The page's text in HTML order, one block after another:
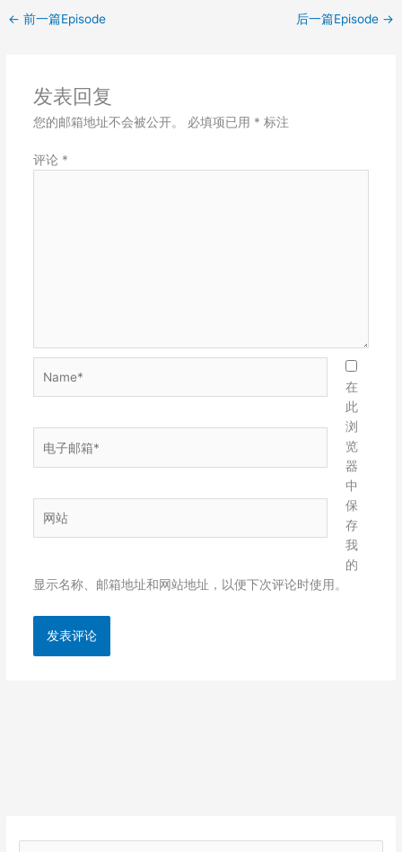
← 前一篇Episode 后一篇Episode →
发表回复
您的邮箱地址不会被公开。 必填项已用 * 标注
评论 *
子
箱
站
在
此
浏
览
器
中
保
存
我
的
显示名称、邮箱地址和网站地址，以便下次评论时使用。